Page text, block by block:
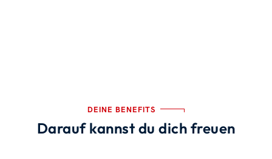
DEINE BENEFITS
Darauf kannst du dich freuen